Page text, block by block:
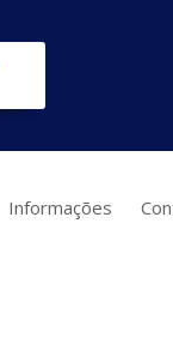
Informações